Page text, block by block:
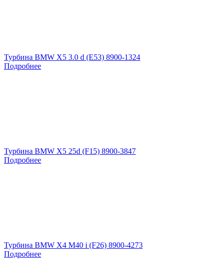
Турбина BMW X5 3.0 d (E53) 8900-1324
Подробнее
Турбина BMW X5 25d (F15) 8900-3847
Подробнее
Турбина BMW X4 M40 i (F26) 8900-4273
Подробнее